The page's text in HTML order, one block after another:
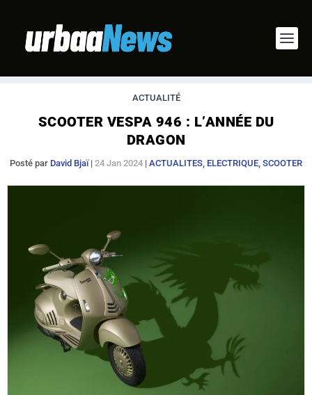
ACTUALITÉ
SCOOTER VESPA 946 : L’ANNÉE DU
DRAGON
Posté par David Bjaï| 24 Jan 2024 | ACTUALITES, ELECTRIQUE, SCOOTER